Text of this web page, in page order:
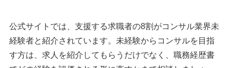
公式サイトでは、支援する求職者の8割がコンサル業界未
経験者と紹介されています。未経験からコンサルを目指
す方は、求人を紹介してもらうだけでなく、職務経歴書